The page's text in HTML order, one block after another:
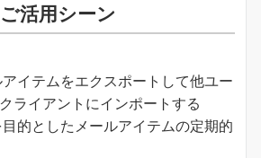
活用シーン
イテムをエクスポートして他ユー
ライアントにインポートする
的としたメールアイテムの定期的